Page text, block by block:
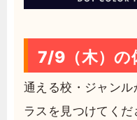
7/9（木）の
通える校・ジャンル
ラスを見つけてく